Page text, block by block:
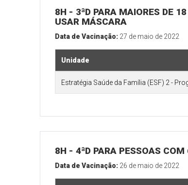
8H - 3ªD PARA MAIORES DE
USAR MÁSCARA
Data de Vacinação: 27 de maio de 2022
Unidade
Estratégia Saúde da Família (ESF) 2 -
8H - 4ªD PARA PESSOAS
Data de Vacinação: 26 de maio de 2022